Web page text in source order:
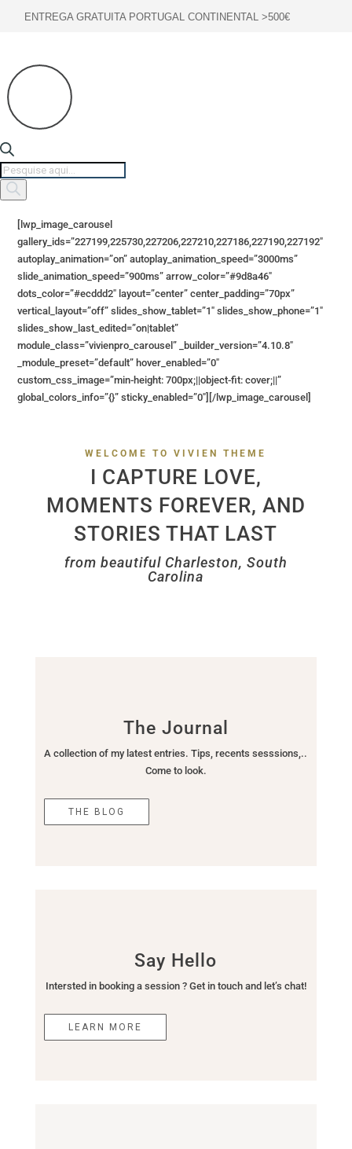
ENTREGA GRATUITA PORTUGAL CONTINENTAL >500€
Products
search
[lwp_image_carousel
gallery_ids=”227199,225730,227206,227210,227186,227190,227192″
autoplay_animation=”on” autoplay_animation_speed=”3000ms”
slide_animation_speed=”900ms” arrow_color=”#9d8a46″
dots_color=”#ecddd2″ layout=”center” center_padding=”70px”
vertical_layout=”off” slides_show_tablet=”1″ slides_show_phone=”1″
slides_show_last_edited=”on|tablet”
module_class=”vivienpro_carousel” _builder_version=”4.10.8″
_module_preset=”default” hover_enabled=”0″
custom_css_image=”min-height: 700px;||object-fit: cover;||”
global_colors_info=”{}” sticky_enabled=”0″][/lwp_image_carousel]
WELCOME TO VIVIEN THEME
I CAPTURE LOVE,
MOMENTS FOREVER, AND
STORIES THAT LAST
from beautiful Charleston, South
Carolina
The Journal
A collection of my latest entries. Tips, recents sesssions,..
Come to look.
THE BLOG
Say Hello
Intersted in booking a session ? Get in touch and let’s chat!
LEARN MORE